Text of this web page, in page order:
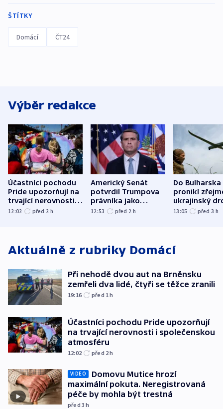
ŠTÍTKY
Domácí ČT24
Výběr redakce
Účastníci pochodu
Pride upozorňují na
trvající nerovnosti i
společenskou
12:02 před 2 h
Americký Senát
potvrdil Trumpova
právníka jako
ministra
12:53 před 2 h
Do Bulharska
pronikl
ukrajinský
explodoval
13:05 před 3 h
Aktuálně z rubriky Domácí
Při nehodě dvou aut na Brněnsku
zemřeli dva lidé, čtyři se těžce zranili
19:16 před 1h
Účastníci pochodu Pride upozorňují
na trvající nerovnosti i společenskou
atmosféru
12:02 před 2h
VIDEO
Domovu Mutice hrozí
maximální pokuta. Neregistrovaná
péče by mohla být trestná
před 3h